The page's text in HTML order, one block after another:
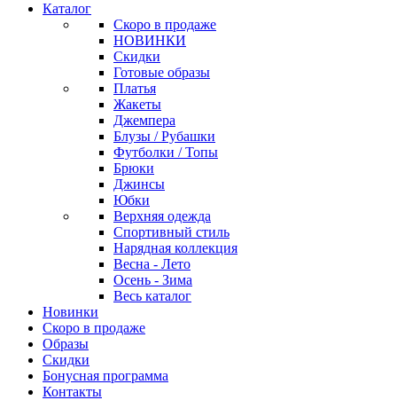
Каталог
Скоро в продаже
НОВИНКИ
Скидки
Готовые образы
Платья
Жакеты
Джемпера
Блузы / Рубашки
Футболки / Топы
Брюки
Джинсы
Юбки
Верхняя одежда
Спортивный стиль
Нарядная коллекция
Весна - Лето
Осень - Зима
Весь каталог
Новинки
Скоро в продаже
Образы
Скидки
Бонусная программа
Контакты